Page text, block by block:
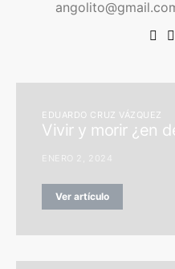
EDUARDO CRUZ VÁZQUEZ
Vivir y morir ¿en
ENERO 2, 2024
Ver artículo